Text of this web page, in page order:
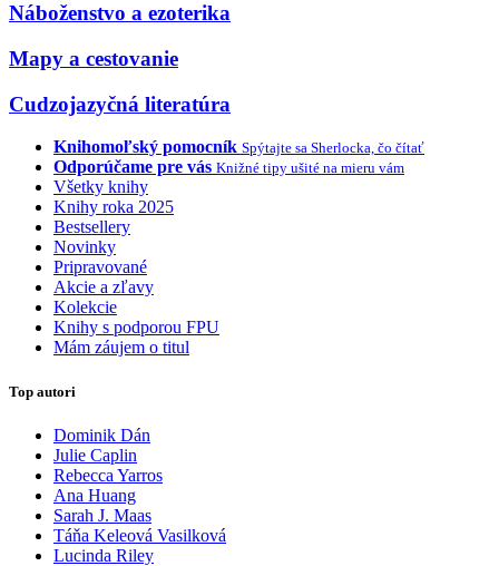
Náboženstvo a ezoterika
Mapy a cestovanie
Cudzojazyčná literatúra
Knihomoľský pomocník Spýtajte sa Sherlocka, čo čítať
Odporúčame pre vás Knižné tipy ušité na mieru vám
Všetky knihy
Knihy roka 2025
Bestsellery
Novinky
Pripravované
Akcie a zľavy
Kolekcie
Knihy s podporou FPU
Mám záujem o titul
Top autori
Dominik Dán
Julie Caplin
Rebecca Yarros
Ana Huang
Sarah J. Maas
Táňa Keleová Vasilková
Lucinda Riley